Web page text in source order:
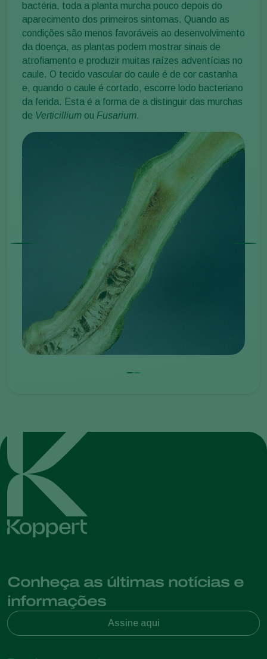
bactéria, toda a planta murcha pouco depois do
aparecimento dos primeiros sintomas. Quando as
condições são menos favoráveis ao desenvolvimento
da doença, as plantas podem mostrar sinais de
atrofiamento e produzir muitas raízes adventícias no
caule. O tecido vascular do caule é de cor castanha
e, quando o caule é cortado, escorre lodo bacteriano
da ferida. Esta é a forma de a distinguir das murchas
de Verticillium ou Fusarium.
Conheça as últimas notícias e
informações
Assine aqui